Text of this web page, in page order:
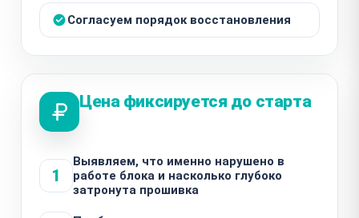
Согласуем порядок восстановления
Цена фиксируется до старта
1
Выявляем, что именно нарушено в
работе блока и насколько глубоко
затронута прошивка